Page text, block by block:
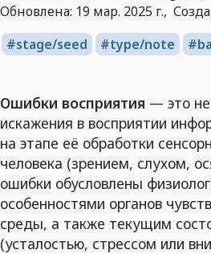
Обновлена: 19 мар. 2025 г.
stage/seed
type/note
Ошибки восприятия — это
искажения в восприятии
на этапе её обработки
человека (зрением, слухом,
ошибки обусловлены
особенностями органов
среды, а также текущим
(усталостью, стрессом или